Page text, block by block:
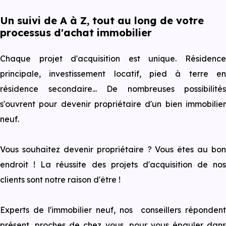
Un suivi de A à Z, tout au long de votre
processus d'achat immobilier
⁠⁠Chaque projet d'acquisition est unique. Résidence
principale, investissement locatif, pied à terre en
résidence secondaire... De nombreuses possibilités
s'ouvrent pour devenir propriétaire d'un bien immobilier
neuf.
Vous souhaitez devenir propriétaire ? Vous êtes au bon
endroit ! La réussite des projets d'acquisition de nos
clients sont notre raison d'être !
Experts de l'immobilier neuf, nos conseillers répondent